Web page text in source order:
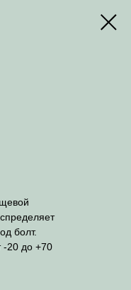
болт.
-20 до +70